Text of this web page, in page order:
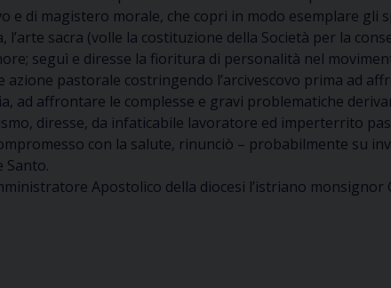
di magistero morale, che copri in modo esemplare gli
sacra (volle la costituzione della Società per la
seguì e diresse la fioritura di personalità nel
pastorale costringendo l’arcivescovo prima ad
ad affrontare le complesse e gravi problematiche
diresse, da infaticabile lavoratore ed imperterrito
con la salute, rinunciò – probabilmente su
Santo.
Apostolico della diocesi l’istriano